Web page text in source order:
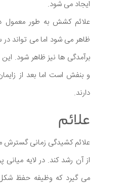
ایجاد می شود.
علائم کشش به طور
ظاهر می شود اما می تواند در
برآمدگی ها نیز ظاهر شود.
و بنفش است اما بعد از
دارند.
علائم
علائم کشیدگی زمانی گسترش
از آن رشد کند. در لایه
می گیرد که وظیفه حفظ